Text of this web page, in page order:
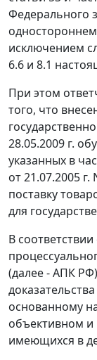
Федерального
одностороннем
исключением
6.6 и 8.1
При этом
того, что
28.05.2009 г.
указанных в
от 21.07.2005
поставку
для
В соответствии
(далее - АПК
основанному
объективном и
имеющихся в